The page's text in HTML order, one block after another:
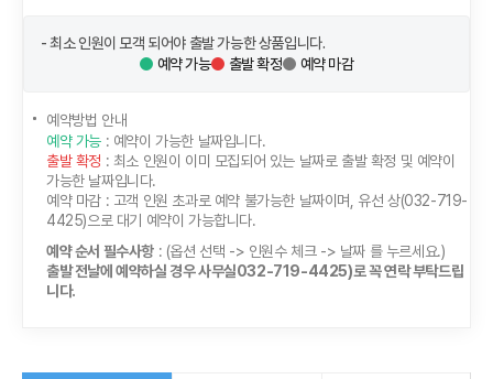
- 최소 인원이 모객 되어야 출발 가능한 상품입니다.
예약 가능
출발 확정 예약 마감
예약방법 안내
예약 가능 : 예약이 가능한 날짜입니다.
출발 확정 : 최소 인원이 이미 모집되어 있는 날짜로 출발 확정 및 예약이
가능한 날짜입니다.
예약 마감 : 고객 인원 초과로 예약 불가능한 날짜이며, 유선 상(032-719-
4425)으로 대기 예약이 가능합니다.
예약 순서 필수사항 : (옵션 선택 -> 인원수 체크 -> 날짜 를 누르세요.)
출발 전날에 예약하실 경우 사무실032-719-4425)로 꼭 연락 부탁드립
니다.